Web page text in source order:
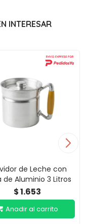
INTERESAR
de Leche con
de Aluminio 3 Litros
$1.653